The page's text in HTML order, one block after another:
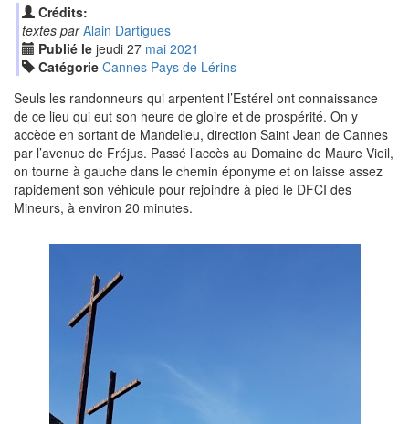
Crédits:
textes par Alain Dartigues
Publié le jeudi 27 mai 2021
Catégorie Cannes Pays de Lérins
Seuls les randonneurs qui arpentent l’Estérel ont connaissance
de ce lieu qui eut son heure de gloire et de prospérité. On y
accède en sortant de Mandelieu, direction Saint Jean de Cannes
par l’avenue de Fréjus. Passé l’accès au Domaine de Maure Vieil,
on tourne à gauche dans le chemin éponyme et on laisse assez
rapidement son véhicule pour rejoindre à pied le DFCI des
Mineurs, à environ 20 minutes.